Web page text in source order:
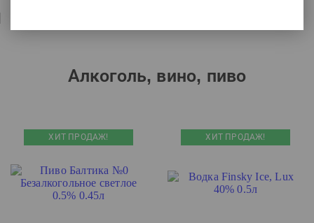
Алкоголь, вино, пиво
ХИТ ПРОДАЖ! ХИТ ПРОДАЖ!